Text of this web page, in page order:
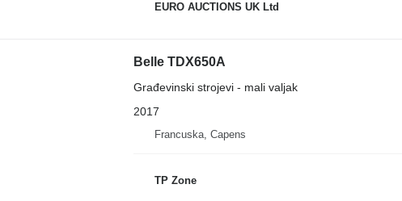
EURO AUCTIONS UK Ltd
Belle TDX650A
Građevinski strojevi - mali valjak
2017
Francuska, Capens
TP Zone